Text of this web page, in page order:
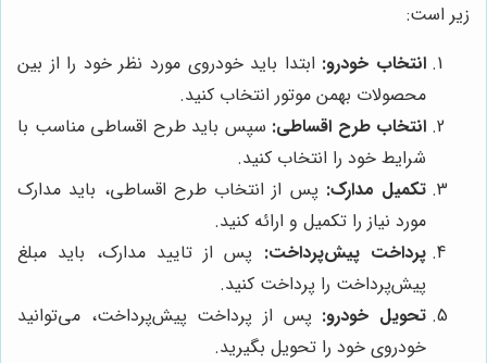
زیر است:
انتخاب خودرو: ابتدا باید خودروی مورد نظر خود را از بین
محصولات بهمن موتور انتخاب کنید.
انتخاب طرح اقساطی: سپس باید طرح اقساطی مناسب با
شرایط خود را انتخاب کنید.
تکمیل مدارک: پس از انتخاب طرح اقساطی، باید مدارک
مورد نیاز را تکمیل و ارائه کنید.
پرداخت پیش‌پرداخت: پس از تایید مدارک، باید مبلغ
پیش‌پرداخت را پرداخت کنید.
تحویل خودرو: پس از پرداخت پیش‌پرداخت، می‌توانید
خودروی خود را تحویل بگیرید.